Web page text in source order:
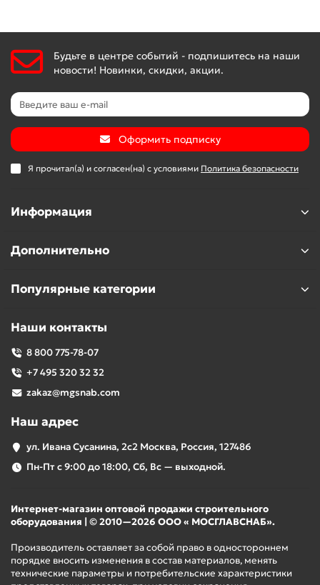
Будьте в центре событий - подпишитесь на наши
новости! Новинки, скидки, акции.
Оформить подписку
Я прочитал(а) и согласен(на) с условиями Политика безопасности
Информация
Дополнительно
Популярные категории
Наши контакты
8 800 775-78-07
+7 495 320 32 32
zakaz@mgsnab.com
Наш адрес
ул. Ивана Сусанина, 2с2 Москва, Россия, 127486
Пн-Пт с 9:00 до 18:00, Сб, Вс — выходной.
Интернет-магазин оптовой продажи строительного
оборудования | © 2010—2026 ООО « МОСГЛАВСНАБ».
Производитель оставляет за собой право в одностороннем
порядке вносить изменения в состав материалов, менять
технические параметры и потребительские характеристики